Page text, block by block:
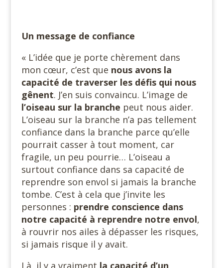
Un message de confiance
« L’idée que je porte chèrement dans
mon cœur, c’est que nous avons la
capacité de traverser les défis qui nous
gênent. J’en suis convaincu. L’image de
l’oiseau sur la branche peut nous aider.
L’oiseau sur la branche n’a pas tellement
confiance dans la branche parce qu’elle
pourrait casser à tout moment, car
fragile, un peu pourrie… L’oiseau a
surtout confiance dans sa capacité de
reprendre son envol si jamais la branche
tombe. C’est à cela que j’invite les
personnes : prendre conscience dans
notre capacité à reprendre notre envol,
à rouvrir nos ailes à dépasser les risques,
si jamais risque il y avait.